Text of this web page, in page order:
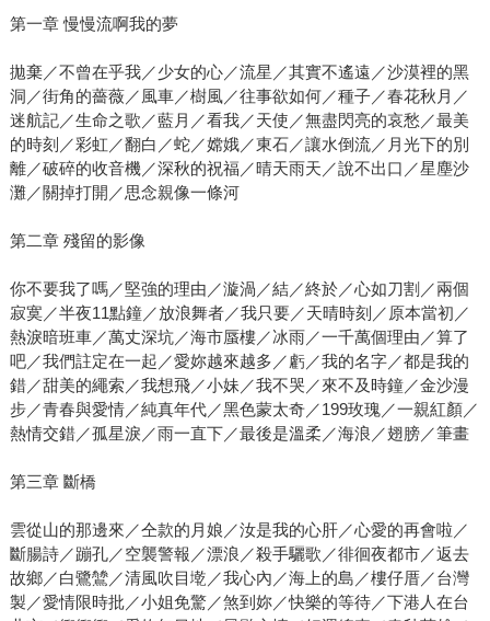
第一章 慢慢流啊我的夢
拋棄／不曾在乎我／少女的心／流星／其實不遙遠／沙漠裡的黑
洞／街角的薔薇／風車／樹風／往事欲如何／種子／春花秋月／
迷航記／生命之歌／藍月／看我／天使／無盡閃亮的哀愁／最美
的時刻／彩虹／翻白／蛇／嫦娥／東石／讓水倒流／月光下的別
離／破碎的收音機／深秋的祝福／晴天雨天／說不出口／星塵沙
灘／關掉打開／思念親像一條河
第二章 殘留的影像
你不要我了嗎／堅強的理由／漩渦／結／終於／心如刀割／兩個
寂寞／半夜11點鐘／放浪舞者／我只要／天晴時刻／原本當初／
熱淚暗班車／萬丈深坑／海市蜃樓／冰雨／一千萬個理由／算了
吧／我們註定在一起／愛妳越來越多／虧／我的名字／都是我的
錯／甜美的繩索／我想飛／小妹／我不哭／來不及時鐘／金沙漫
步／青春與愛情／純真年代／黑色蒙太奇／199玫瑰／一親紅顏／
熱情交錯／孤星淚／雨一直下／最後是溫柔／海浪／翅膀／筆畫
第三章 斷橋
雲從山的那邊來／仝款的月娘／汝是我的心肝／心愛的再會啦／
斷腸詩／蹦孔／空襲警報／漂浪／殺手驪歌／徘徊夜都市／返去
故鄉／白鷺鷥／清風吹目墘／我心內／海上的島／樓仔厝／台灣
製／愛情限時批／小姐免驚／煞到妳／快樂的等待／下港人在台